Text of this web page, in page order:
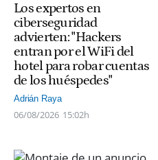
Los expertos en
ciberseguridad
advierten: "Hackers
entran por el WiFi del
hotel para robar cuentas
de los huéspedes"
Adrián Raya
06/08/2026 15:02h